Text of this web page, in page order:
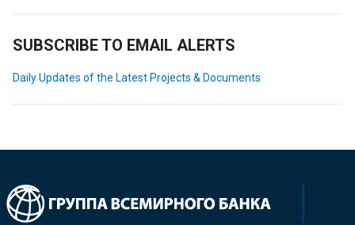
SUBSCRIBE TO EMAIL ALERTS
Daily Updates of the Latest Projects & Documents